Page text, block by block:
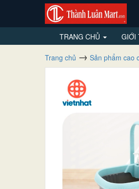
TRANG CHỦ GIỚI
Trang chủ Sản phẩm cao